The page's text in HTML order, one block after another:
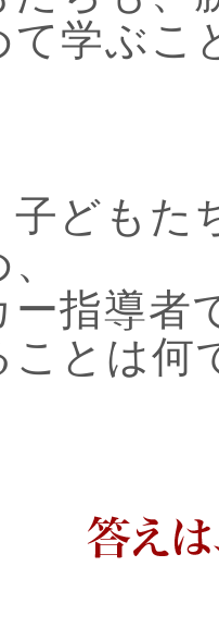
て学ぶこ
子どもた
ー指導者
ことは